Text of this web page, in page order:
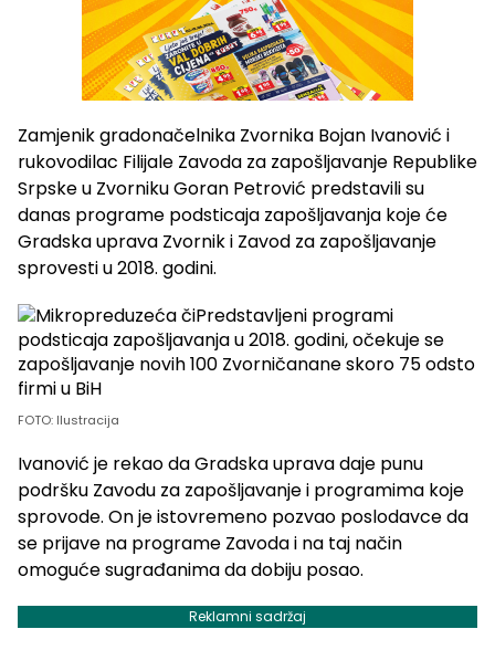
Zamjenik gradonačelnika Zvornika Bojan Ivanović i
rukovodilac Filijale Zavoda za zapošljavanje Republike
Srpske u Zvorniku Goran Petrović predstavili su
danas programe podsticaja zapošljavanja koje će
Gradska uprava Zvornik i Zavod za zapošljavanje
sprovesti u 2018. godini.
FOTO: Ilustracija
Ivanović je rekao da Gradska uprava daje punu
podršku Zavodu za zapošljavanje i programima koje
sprovode. On je istovremeno pozvao poslodavce da
se prijave na programe Zavoda i na taj način
omoguće sugrađanima da dobiju posao.
Reklamni sadržaj